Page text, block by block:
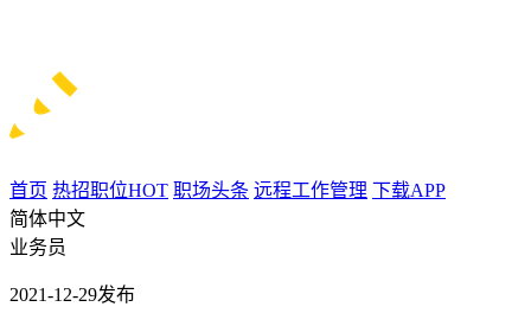
首页 热招职位HOT 职场头条 远程工作管理 下载APP
简体中文
业务员
2021-12-29发布